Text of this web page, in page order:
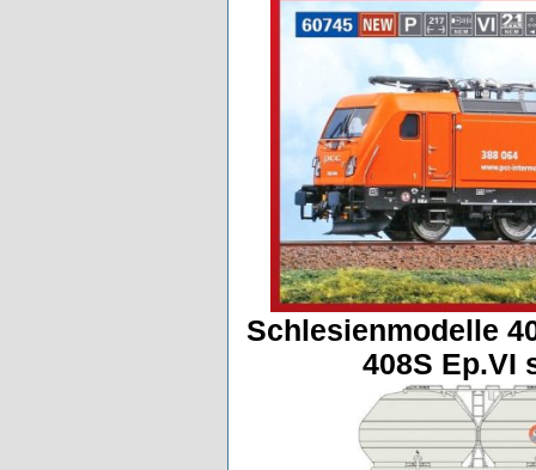
Schlesienmodelle
408S Ep.VI